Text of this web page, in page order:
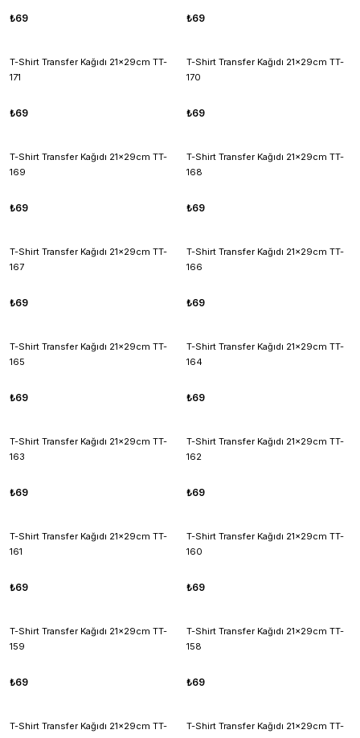
₺69 ₺69
T-Shirt Transfer Kağıdı 21x29cm TT-
171
₺69
T-Shirt Transfer Kağıdı 21x29cm TT-
170
₺69
T-Shirt Transfer Kağıdı 21x29cm TT-
169
₺69
T-Shirt Transfer Kağıdı 21x29cm TT-
168
₺69
T-Shirt Transfer Kağıdı 21x29cm TT-
167
₺69
T-Shirt Transfer Kağıdı 21x29cm TT-
166
₺69
T-Shirt Transfer Kağıdı 21x29cm TT-
165
₺69
T-Shirt Transfer Kağıdı 21x29cm TT-
164
₺69
T-Shirt Transfer Kağıdı 21x29cm TT-
163
₺69
T-Shirt Transfer Kağıdı 21x29cm TT-
162
₺69
T-Shirt Transfer Kağıdı 21x29cm TT-
161
₺69
T-Shirt Transfer Kağıdı 21x29cm TT-
160
₺69
T-Shirt Transfer Kağıdı 21x29cm TT-
159
₺69
T-Shirt Transfer Kağıdı 21x29cm TT-
158
₺69
T-Shirt Transfer Kağıdı 21x29cm TT-
T-Shirt Transfer Kağıdı 21x29cm TT-